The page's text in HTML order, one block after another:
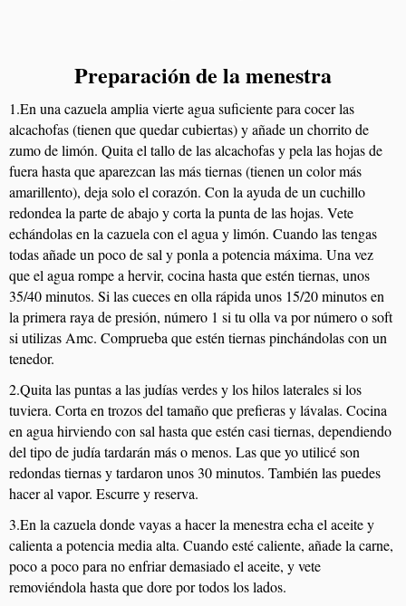
Preparación de la menestra
1.En una cazuela amplia vierte agua suficiente para cocer las
alcachofas (tienen que quedar cubiertas) y añade un chorrito de
zumo de limón. Quita el tallo de las alcachofas y pela las hojas de
fuera hasta que aparezcan las más tiernas (tienen un color más
amarillento), deja solo el corazón. Con la ayuda de un cuchillo
redondea la parte de abajo y corta la punta de las hojas. Vete
echándolas en la cazuela con el agua y limón. Cuando las tengas
todas añade un poco de sal y ponla a potencia máxima. Una vez
que el agua rompe a hervir, cocina hasta que estén tiernas, unos
35/40 minutos. Si las cueces en olla rápida unos 15/20 minutos en
la primera raya de presión, número 1 si tu olla va por número o soft
si utilizas Amc. Comprueba que estén tiernas pinchándolas con un
tenedor.
2.Quita las puntas a las judías verdes y los hilos laterales si los
tuviera. Corta en trozos del tamaño que prefieras y lávalas. Cocina
en agua hirviendo con sal hasta que estén casi tiernas, dependiendo
del tipo de judía tardarán más o menos. Las que yo utilicé son
redondas tiernas y tardaron unos 30 minutos. También las puedes
hacer al vapor. Escurre y reserva.
3.En la cazuela donde vayas a hacer la menestra echa el aceite y
calienta a potencia media alta. Cuando esté caliente, añade la carne,
poco a poco para no enfriar demasiado el aceite, y vete
removiéndola hasta que dore por todos los lados.